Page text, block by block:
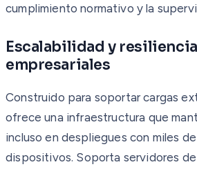
cumplimiento normativo y la
Escalabilidad y resiliencia
empresariales
Construido para soportar cargas
ofrece una infraestructura que
incluso en despliegues con miles
dispositivos. Soporta servidores